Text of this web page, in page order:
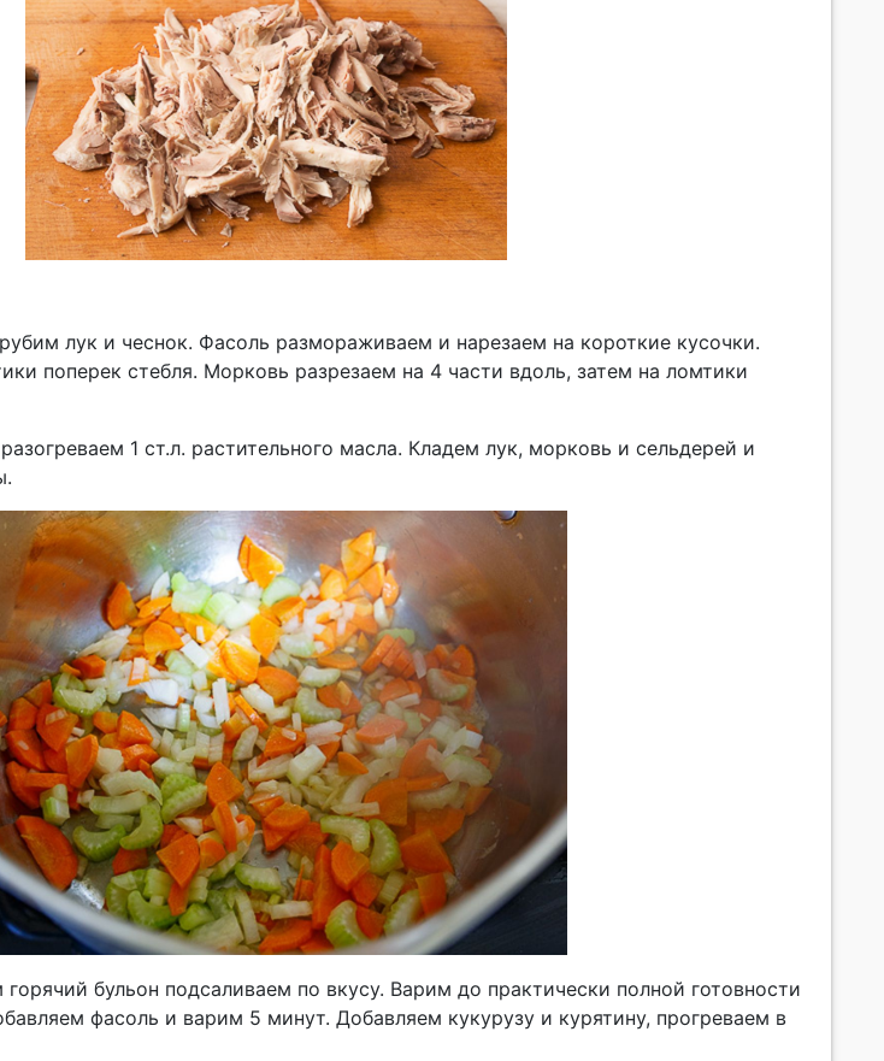
лук и чеснок. Фасоль размораживаем и нарезаем на короткие кусочки.
поперек стебля. Морковь разрезаем на 4 части вдоль, затем на ломтики
1 ст.л. растительного масла. Кладем лук, морковь и сельдерей и
бульон подсаливаем по вкусу. Варим до практически полной готовности
фасоль и варим 5 минут. Добавляем кукурузу и курятину, прогреваем в